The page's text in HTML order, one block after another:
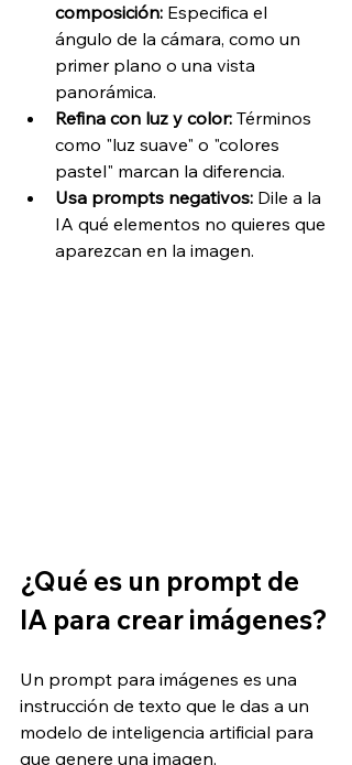
composición: Especifica el
ángulo de la cámara, como un
primer plano o una vista
panorámica.
Refina con luz y color: Términos
como "luz suave" o "colores
pastel" marcan la diferencia.
Usa prompts negativos: Dile a la
IA qué elementos no quieres que
aparezcan en la imagen.
¿Qué es un prompt de
IA para crear imágenes?
Un prompt para imágenes es una
instrucción de texto que le das a un
modelo de inteligencia artificial para
que genere una imagen.